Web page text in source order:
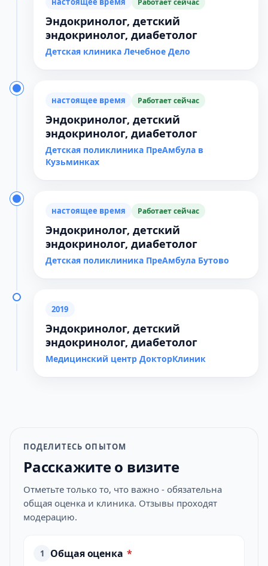
Эндокринолог, детский
эндокринолог, диабетолог
Детская клиника Лечебное Дело
настоящее время Работает сейчас
Эндокринолог, детский
эндокринолог, диабетолог
Детская поликлиника ПреАмбула в
Кузьминках
настоящее время Работает сейчас
Эндокринолог, детский
эндокринолог, диабетолог
Детская поликлиника ПреАмбула Бутово
2019
Эндокринолог, детский
эндокринолог, диабетолог
Медицинский центр ДокторКлиник
ПОДЕЛИТЕСЬ ОПЫТОМ
Расскажите о визите
Отметьте только то, что важно - обязательна
общая оценка и клиника. Отзывы проходят
модерацию.
1 Общая оценка *